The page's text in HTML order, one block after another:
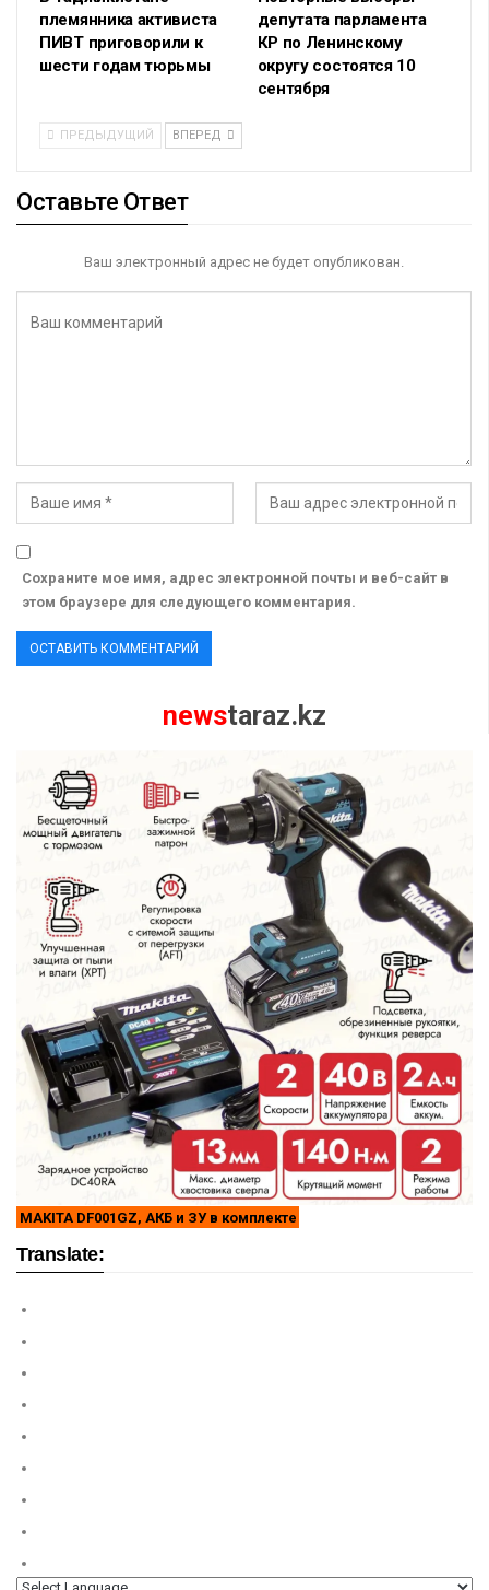
племянника активиста
ПИВТ приговорили к
шести годам тюрьмы
депутата парламента
КР по Ленинскому
округу состоятся 10
сентября
ПРЕДЫДУЩИЙ ВПЕРЕД
Оставьте Ответ
Ваш электронный адрес не будет опубликован.
Сохраните мое имя, адрес электронной почты и веб-сайт в
этом браузере для следующего комментария.
newstaraz.kz
MAKITA DF001GZ, АКБ и ЗУ в комплекте
Translate: